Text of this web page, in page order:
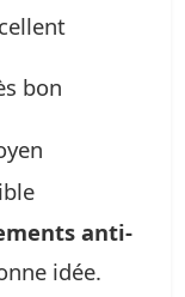
bon
anti-
idée.